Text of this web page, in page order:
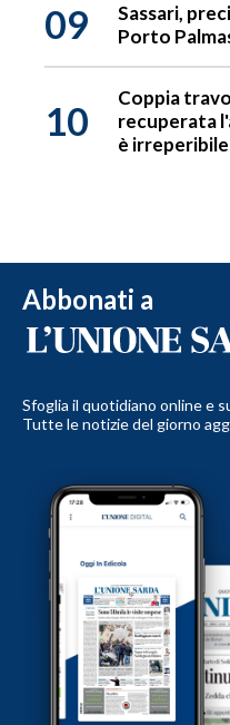
09
Sassari,
Porto
10
Coppia
recuperata
è irreperibile
Abbonati a
Sfoglia il quotidiano online e
Tutte le notizie del giorno